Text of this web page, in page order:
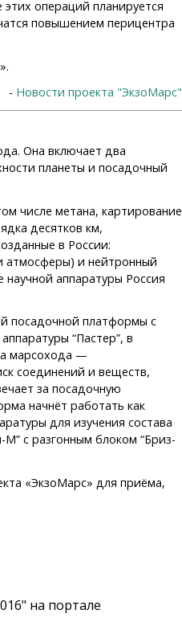
операций планируется
повышением перицентра
- Новости проекта "ЭкзоМарс"
Она включает два
планеты и посадочный
числе метана, картирование
десятков км,
в России:
атмосферы) и нейтронный
аппаратуры Россия
посадочной платформы с
“Пастер”, в
марсохода —
соединений и веществ,
за посадочную
начнёт работать как
для изучения состава
М” с разгонным блоком “Бриз-
«ЭкзоМарс» для приёма,
на портале